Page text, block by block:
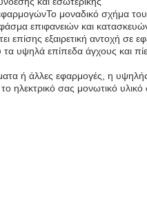
εφαρμογώνΤο μοναδικό σχήμα
επιφανειών και
επίσης εξαιρετική αντοχή σε
υψηλά επίπεδα άγχους και
ή άλλες εφαρμογές, η
το ηλεκτρικό σας μονωτικό